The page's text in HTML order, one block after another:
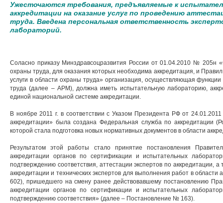
Ужесточаются требования, предъявляемые к
аккредитации на оказание услуг по проведению
труда. Введена персональная ответственность
лабораторий.
Соласно приказу Минздравсоцразвития России от 01.04.2010 № 205н
охраны труда, для оказания которых необходима аккредитация, и
услуги в области охраны труда» организация, осуществляющая
труда (далее – АРМ), должна иметь испытательную лабораторию,
единой национальной системе аккредитации.
В ноябре 2011 г. в соответствии с Указом Президента РФ от
аккредитации» была создана Федеральная служба по аккредитации
которой стала подготовка новых нормативных документов в области
Результатом этой работы стало принятие постановления
аккредитации органов по сертификации и испытательных
подтверждению соответствия, аттестации экспертов по аккредитации,
аккредитации и технических экспертов для выполнения работ в
602), пришедшего на смену ранее действовавшему постановлению
аккредитации органов по сертификации и испытательных
подтверждению соответствия» (далее – Постановление № 163).